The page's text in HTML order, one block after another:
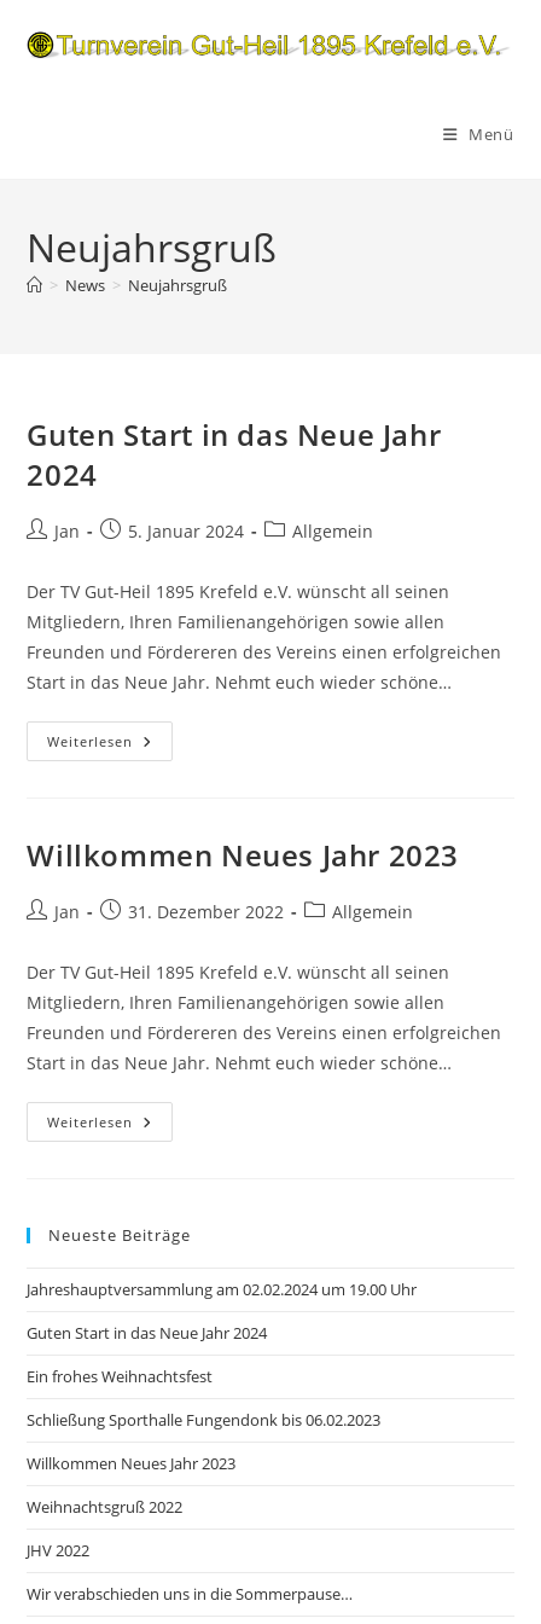
Inhalt
Menü
Neujahrsgruß
> News > Neujahrsgruß
Guten Start in das Neue Jahr
2024
Beitrags-
Jan
Beitrag5. Januar 2024
Beitrags-
Allgemein
Der TV Gut-Heil 1895 Krefeld e.V. wünscht all seinen
Mitgliedern, Ihren Familienangehörigen sowie allen
Freunden und Fördereren des Vereins einen erfolgreichen
Start in das Neue Jahr. Nehmt euch wieder schöne…
Weiterlesen Guten
Start
Willkommen Neues Jahr 2023
Beitrags-
Jan
Beitrag31. Dezember 2022
Beitrags-
Allgemein
Der TV Gut-Heil 1895 Krefeld e.V. wünscht all seinen
Mitgliedern, Ihren Familienangehörigen sowie allen
Freunden und Fördereren des Vereins einen erfolgreichen
Start in das Neue Jahr. Nehmt euch wieder schöne…
Weiterlesen Willkommen
Neues
Neueste Beiträge
Jahreshauptversammlung am 02.02.2024 um 19.00 Uhr
Guten Start in das Neue Jahr 2024
Ein frohes Weihnachtsfest
Schließung Sporthalle Fungendonk bis 06.02.2023
Willkommen Neues Jahr 2023
Weihnachtsgruß 2022
JHV 2022
Wir verabschieden uns in die Sommerpause…